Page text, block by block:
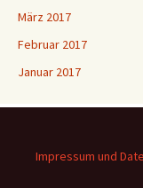
März 2017
Februar 2017
Januar 2017
Impressum und